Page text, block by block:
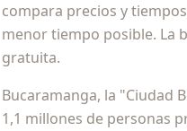
compara precios y
menor tiempo posible. La
gratuita.
Bucaramanga, la "Ciudad
1,1 millones de personas